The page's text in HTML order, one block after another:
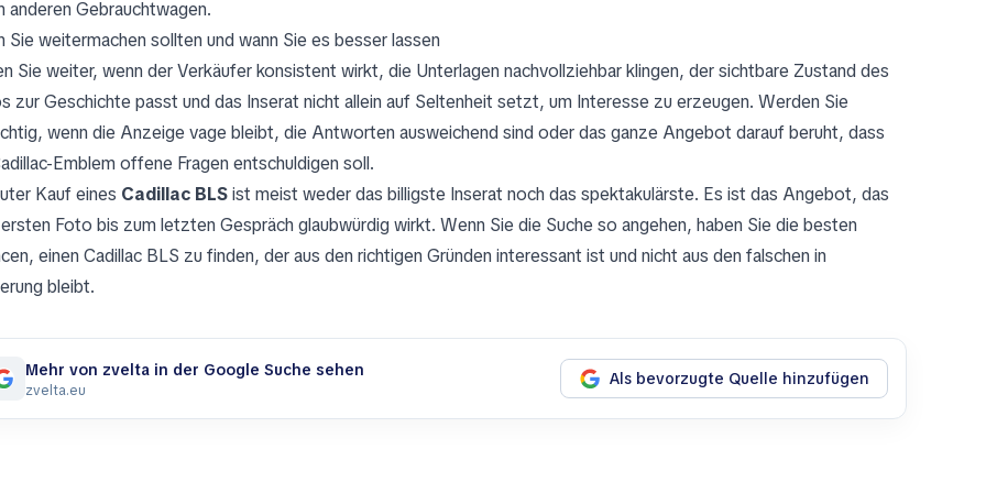
anderen Gebrauchtwagen.
Sie weitermachen sollten und wann Sie es besser lassen
Sie weiter, wenn der Verkäufer konsistent wirkt, die Unterlagen nachvollziehbar klingen, der sichtbare Zustand des
zur Geschichte passt und das Inserat nicht allein auf Seltenheit setzt, um Interesse zu erzeugen. Werden Sie
wenn die Anzeige vage bleibt, die Antworten ausweichend sind oder das ganze Angebot darauf beruht, dass
Emblem offene Fragen entschuldigen soll.
Kauf eines Cadillac BLSist meist weder das billigste Inserat noch das spektakulärste. Es ist das Angebot, das
Foto bis zum letzten Gespräch glaubwürdig wirkt. Wenn Sie die Suche so angehen, haben Sie die besten
einen Cadillac BLS zu finden, der aus den richtigen Gründen interessant ist und nicht aus den falschen in
bleibt.
Mehr von zvelta in der Google Suche sehen
zvelta.eu
Als bevorzugte Quelle hinzufügen